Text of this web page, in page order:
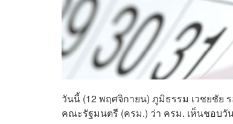
วันนี้ (12 พฤศจิกายน) ภูมิธรรม เวชยชัย
คณะรัฐมนตรี (ครม.) ว่า ครม. เห็นชอบวั